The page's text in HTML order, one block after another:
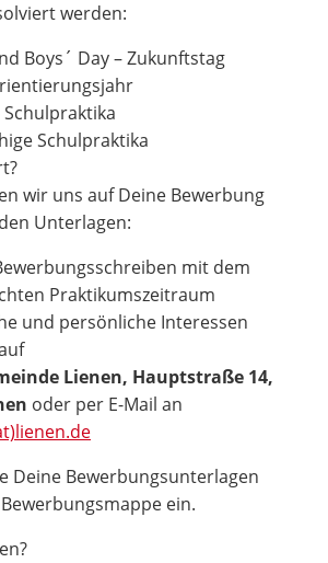
werden:
Boys´ Day – Zukunftstag
Schulpraktika
Schulpraktika
wir uns auf Deine Bewerbung
Unterlagen:
mit dem
Praktikumszeitraum
und persönliche Interessen
Lienen, Hauptstraße 14,
oder per E-Mail an
Deine Bewerbungsunterlagen
ein.